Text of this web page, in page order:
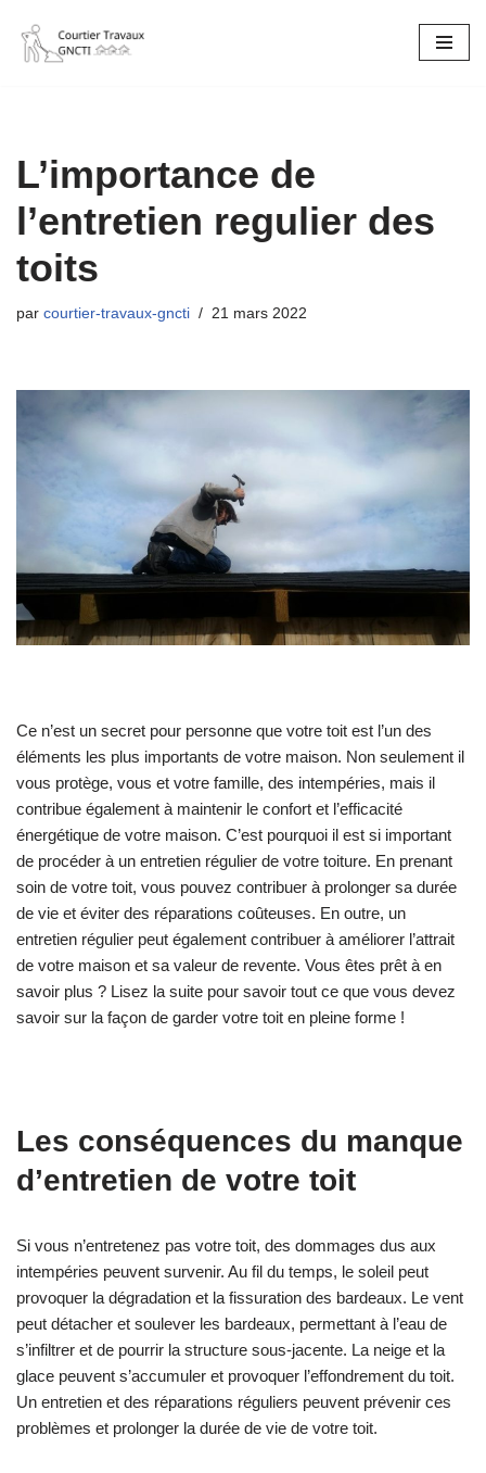
Aller
L’importance de
l’entretien regulier des
toits
par courtier-travaux-gncti 21 mars 2022
Ce n’est un secret pour personne que votre toit est l’un des
éléments les plus importants de votre maison. Non seulement il
vous protège, vous et votre famille, des intempéries, mais il
contribue également à maintenir le confort et l’efficacité
énergétique de votre maison. C’est pourquoi il est si important
de procéder à un entretien régulier de votre toiture. En prenant
soin de votre toit, vous pouvez contribuer à prolonger sa durée
de vie et éviter des réparations coûteuses. En outre, un
entretien régulier peut également contribuer à améliorer l’attrait
de votre maison et sa valeur de revente. Vous êtes prêt à en
savoir plus ? Lisez la suite pour savoir tout ce que vous devez
savoir sur la façon de garder votre toit en pleine forme !
Les conséquences du manque
d’entretien de votre toit
Si vous n’entretenez pas votre toit, des dommages dus aux
intempéries peuvent survenir. Au fil du temps, le soleil peut
provoquer la dégradation et la fissuration des bardeaux. Le vent
peut détacher et soulever les bardeaux, permettant à l’eau de
s’infiltrer et de pourrir la structure sous-jacente. La neige et la
glace peuvent s’accumuler et provoquer l’effondrement du toit.
Un entretien et des réparations réguliers peuvent prévenir ces
problèmes et prolonger la durée de vie de votre toit.